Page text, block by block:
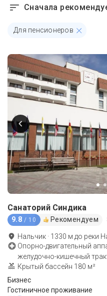
Сначала
Для пенсионеров
Санаторий Синдика
9.8 / 10 Рекомендуем
Нальчик · 1330 м до реки
Опорно-двигательный
желудочно-кишечный
Крытый бассейн 180 м²
Бизнес
Гостиничное проживание